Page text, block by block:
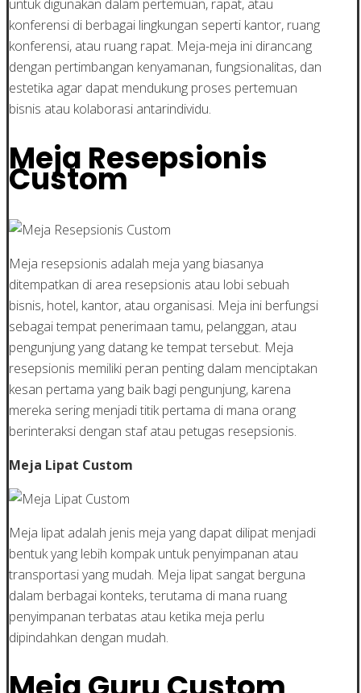
untuk digunakan dalam pertemuan, rapat, atau
konferensi di berbagai lingkungan seperti kantor, ruang
konferensi, atau ruang rapat. Meja-meja ini dirancang
dengan pertimbangan kenyamanan, fungsionalitas, dan
estetika agar dapat mendukung proses pertemuan
bisnis atau kolaborasi antarindividu.
Meja Resepsionis
Custom
Meja resepsionis adalah meja yang biasanya
ditempatkan di area resepsionis atau lobi sebuah
bisnis, hotel, kantor, atau organisasi. Meja ini berfungsi
sebagai tempat penerimaan tamu, pelanggan, atau
pengunjung yang datang ke tempat tersebut. Meja
resepsionis memiliki peran penting dalam menciptakan
kesan pertama yang baik bagi pengunjung, karena
mereka sering menjadi titik pertama di mana orang
berinteraksi dengan staf atau petugas resepsionis.
Meja Lipat Custom
Meja lipat adalah jenis meja yang dapat dilipat menjadi
bentuk yang lebih kompak untuk penyimpanan atau
transportasi yang mudah. Meja lipat sangat berguna
dalam berbagai konteks, terutama di mana ruang
penyimpanan terbatas atau ketika meja perlu
dipindahkan dengan mudah.